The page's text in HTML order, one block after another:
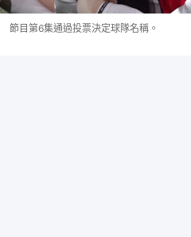
節目第6集通過投票決定球隊名稱。